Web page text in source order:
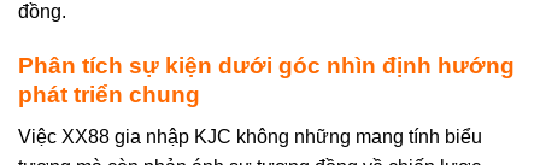
đồng.
Phân tích sự kiện dưới góc nhìn định hướng
phát triển chung
Việc XX88 gia nhập KJC không những mang tính biểu